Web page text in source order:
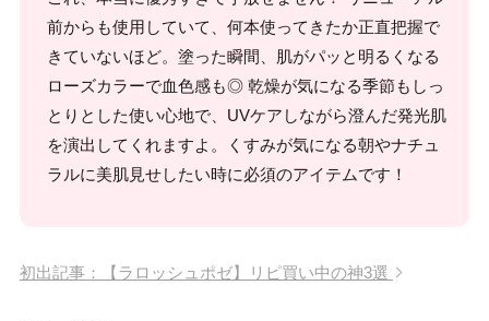
前からも使用していて、何本使ってきたか正直把握で
きていないほど。塗った瞬間、肌がパッと明るくなる
ローズカラーで血色感も◎ 乾燥が気になる季節もしっ
とりとした使い心地で、UVケアしながら澄んだ発光肌
を演出してくれますよ。くすみが気になる朝やナチュ
ラルに美肌見せしたい時に必須のアイテムです！
初出記事：【ラロッシュポゼ】リピ買い中の神3選